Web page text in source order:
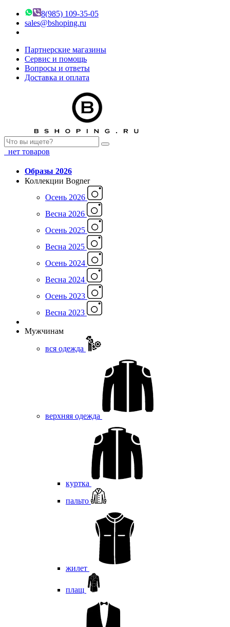
8(985) 109-35-05
sales@bshoping.ru
Партнерские магазины
Сервис и помощь
Вопросы и ответы
Доставка и оплата
нет товаров
Образы 2026
Коллекции Bogner
Осень 2026
Весна 2026
Осень 2025
Весна 2025
Осень 2024
Весна 2024
Осень 2023
Весна 2023
Мужчинам
вся одежда
верхняя одежда
куртка
пальто
жилет
плащ